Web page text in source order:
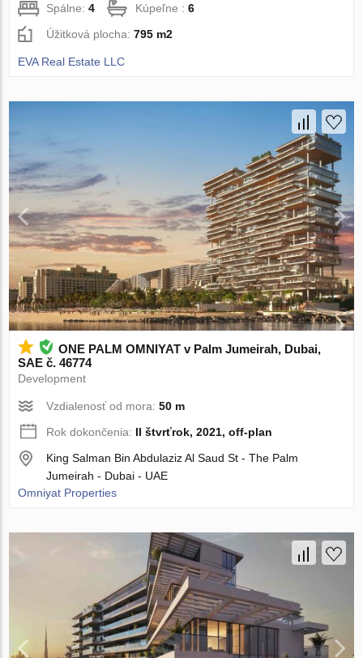
Spálne:4 Kúpeľne :6
Úžitková plocha:795 m2
EVA Real Estate LLC
ONE PALM OMNIYAT v Palm Jumeirah, Dubai,
SAE č. 46774
Development
Vzdialenosť od mora:50 m
Rok dokončenia: II štvrťrok, 2021, off-plan
King Salman Bin Abdulaziz Al Saud St - The Palm
Jumeirah - Dubai - UAE
Omniyat Properties